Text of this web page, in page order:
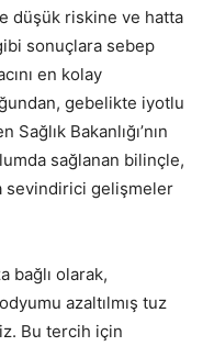
düşük riskine ve hatta
sonuçlara sebep
en kolay
gebelikte iyotlu
Bakanlığı’nın
sağlanan bilinçle,
sevindirici gelişmeler
bağlı olarak,
azaltılmış tuz
Bu tercih için